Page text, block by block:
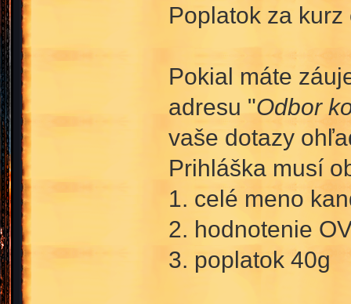
Poplatok za
Pokial máte
adresu "Odbor
vaše dotazy
Prihláška musí
1. celé meno
2. hodnotenie
3. poplatok 40g